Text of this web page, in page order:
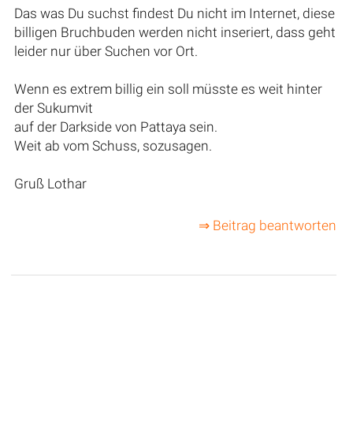
Das was Du suchst findest Du nicht im Internet, diese
billigen Bruchbuden werden nicht inseriert, dass geht
leider nur über Suchen vor Ort.
Wenn es extrem billig ein soll müsste es weit hinter
der Sukumvit
auf der Darkside von Pattaya sein.
Weit ab vom Schuss, sozusagen.
Gruß Lothar
⇒ Beitrag beantworten